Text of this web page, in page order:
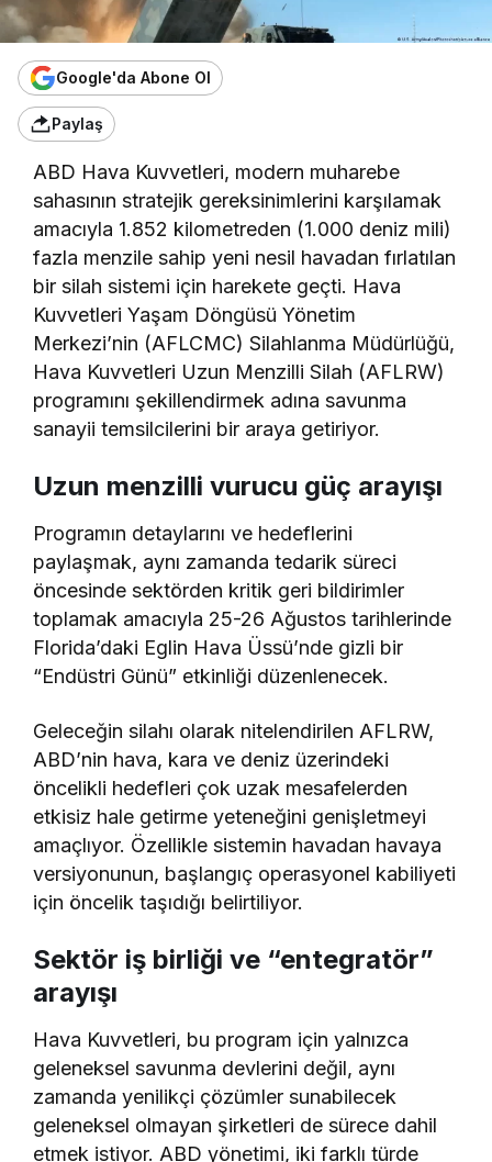
Google'da Abone Ol
Paylaş
ABD Hava Kuvvetleri, modern muharebe
sahasının stratejik gereksinimlerini karşılamak
amacıyla 1.852 kilometreden (1.000 deniz mili)
fazla menzile sahip yeni nesil havadan fırlatılan
bir silah sistemi için harekete geçti. Hava
Kuvvetleri Yaşam Döngüsü Yönetim
Merkezi’nin (AFLCMC) Silahlanma Müdürlüğü,
Hava Kuvvetleri Uzun Menzilli Silah (AFLRW)
programını şekillendirmek adına savunma
sanayii temsilcilerini bir araya getiriyor.
Uzun menzilli vurucu güç arayışı
Programın detaylarını ve hedeflerini
paylaşmak, aynı zamanda tedarik süreci
öncesinde sektörden kritik geri bildirimler
toplamak amacıyla 25-26 Ağustos tarihlerinde
Florida’daki Eglin Hava Üssü’nde gizli bir
“Endüstri Günü” etkinliği düzenlenecek.
Geleceğin silahı olarak nitelendirilen AFLRW,
ABD’nin hava, kara ve deniz üzerindeki
öncelikli hedefleri çok uzak mesafelerden
etkisiz hale getirme yeteneğini genişletmeyi
amaçlıyor. Özellikle sistemin havadan havaya
versiyonunun, başlangıç operasyonel kabiliyeti
için öncelik taşıdığı belirtiliyor.
Sektör iş birliği ve “entegratör”
arayışı
Hava Kuvvetleri, bu program için yalnızca
geleneksel savunma devlerini değil, aynı
zamanda yenilikçi çözümler sunabilecek
geleneksel olmayan şirketleri de sürece dahil
etmek istiyor. ABD yönetimi, iki farklı türde